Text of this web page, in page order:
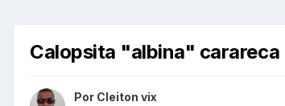
Calopsita "albina" carareca
Por Cleiton vix